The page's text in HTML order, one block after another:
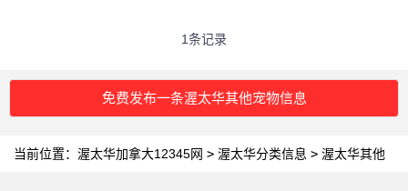
1条记录
免费发布一条渥太华其他宠物信息
当前位置： 渥太华加拿大12345网 > 渥太华分类信息 > 渥太华其他